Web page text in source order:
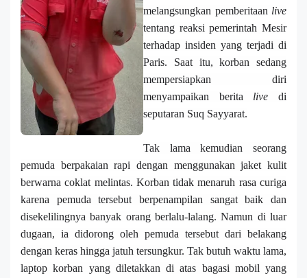
melangsungkan pemberitaan live
tentang reaksi pemerintah Mesir
terhadap insiden yang terjadi di
Paris. Saat itu, korban sedang
mempersiapkan diri
menyampaikan berita live di
seputaran Suq Sayyarat.
Tak lama kemudian seorang
pemuda berpakaian rapi dengan menggunakan jaket kulit
berwarna coklat melintas. Korban tidak menaruh rasa curiga
karena pemudatersebut berpenampilan sangat baik dan
disekelilingnyabanyak orang berlalu-lalang. Namun di luar
dugaan, ia didorong oleh pemuda tersebut dari belakang
dengan keras hingga jatuh tersungkur. Tak butuh waktu lama,
laptop korban yang diletakkan di atas bagasi mobil yang